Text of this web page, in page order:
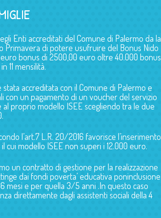
Enti accreditati del Comune di Palermo da la
Primavera di potere usufruire del Bonus Nido
bonus di 2500,00 euro oltre 40.000 bonus
11 mensilità.
stata accreditata con il Comune di Palermo e
con un pagamento di un voucher del servizio
proprio modello ISEE scegliendo tra le due
l’art.7 L.R. 20/2016 favorisce l’inserimento
cui modello ISEE non superi i 12.000 euro.
un contratto di gestione per la realizzazione
dai fondi poverta’ educativa poninclusione
mesi e per quella 3/5 anni .In questo caso
direttamente dagli assistenti sociali della 4